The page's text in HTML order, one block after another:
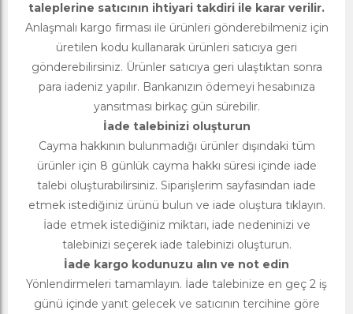
taleplerine satıcının ihtiyari takdiri ile karar verilir.
Anlaşmalı kargo firması ile ürünleri gönderebilmeniz için
üretilen kodu kullanarak ürünleri satıcıya geri
gönderebilirsiniz. Ürünler satıcıya geri ulaştıktan sonra
para iadeniz yapılır. Bankanızın ödemeyi hesabınıza
yansıtması birkaç gün sürebilir.
İade talebinizi oluşturun
Cayma hakkının bulunmadığı ürünler dışındaki tüm
ürünler için 8 günlük cayma hakkı süresi içinde iade
talebi oluşturabilirsiniz. Siparişlerim sayfasından iade
etmek istediğiniz ürünü bulun ve iade oluştura tıklayın.
İade etmek istediğiniz miktarı, iade nedeninizi ve
talebinizi seçerek iade talebinizi oluşturun.
İade kargo kodunuzu alın ve not edin
Yönlendirmeleri tamamlayın. İade talebinize en geç 2 iş
günü içinde yanıt gelecek ve satıcının tercihine göre